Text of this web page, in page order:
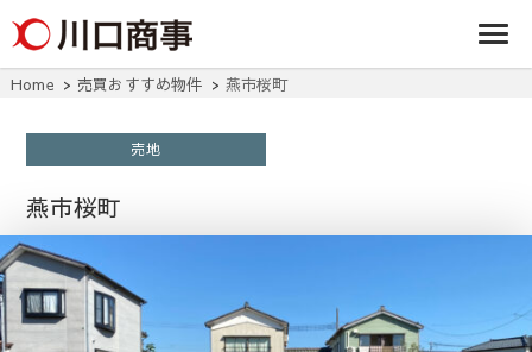
事株式
会社
アパート・マンシ
ョン・マンショ
ン・店舗・事務所
Home 売買おすすめ物件 燕市桜町
売地
燕市桜町